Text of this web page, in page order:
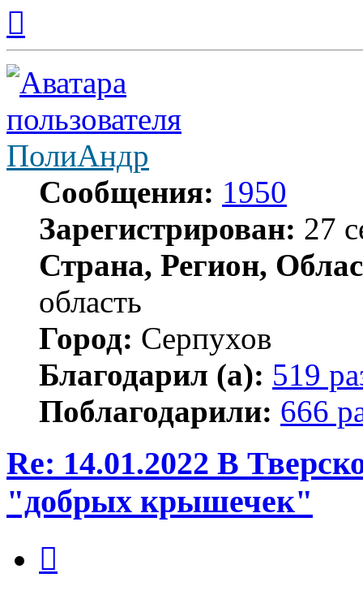
началу
ПолиАндр
Сообщения: 1950
Зарегистрирован: 27
Страна, Регион,
область
Город: Серпухов
Благодарил (а): 519
Поблагодарили: 666
Re: 14.01.2022 В
"добрых крышечек"